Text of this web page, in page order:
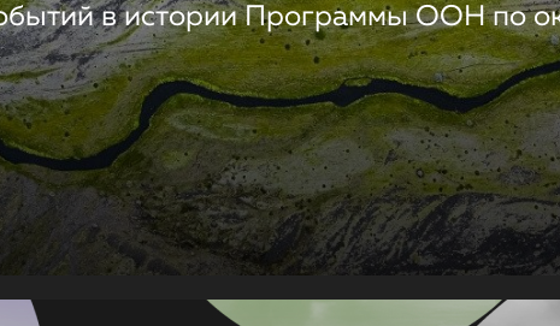
в истории Программы ООН по